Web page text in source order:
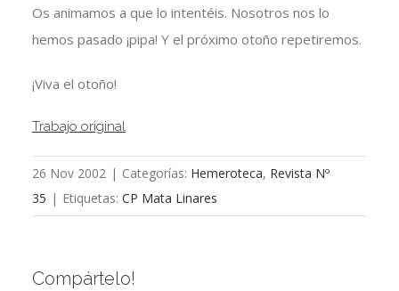
Os animamos a que lo intentéis. Nosotros nos lo
hemos pasado ¡pipa! Y el próximo otoño repetiremos.
¡Viva el otoño!
Trabajo original
26 Nov 2002 | Categorías: Hemeroteca, Revista Nº
35 | Etiquetas: CP Mata Linares
Compártelo!